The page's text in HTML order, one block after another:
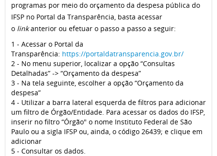
programas por meio do orçamento da despesa pública do
IFSP no Portal da Transparência, basta acessar
o linkanterior ou efetuar o passo a passo a seguir:
1 - Acessar o Portal da
Transparência: https://portaldatransparencia.gov.br/
2 - No menu superior, localizar a opção “Consultas
Detalhadas” -> “Orçamento da despesa”
3 - Na tela seguinte, escolher a opção “Orçamento da
despesa”
4 - Utilizar a barra lateral esquerda de filtros para adicionar
um filtro de Órgão/Entidade. Para acessar os dados do IFSP,
inserir no filtro “Órgão" o nome Instituto Federal de São
Paulo ou a sigla IFSP ou, ainda, o código 26439; e clique em
adicionar
5 - Consultar os dados.